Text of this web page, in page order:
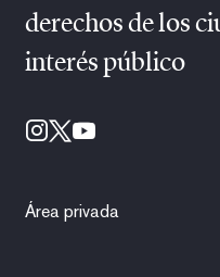
derechos de los
interés público
Área privada